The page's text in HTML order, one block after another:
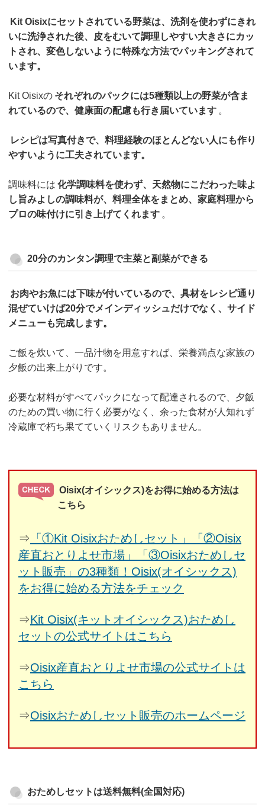
Kit Oisixにセットされている野菜は、洗剤を使わずにきれ
いに洗浄された後、皮をむいて調理しやすい大きさにカッ
トされ、変色しないように特殊な方法でパッキングされて
います。
Kit Oisixの それぞれのパックには5種類以上の野菜が含ま
れているので、健康面の配慮も行き届いています 。
レシピは写真付きで、料理経験のほとんどない人にも作り
やすいように工夫されています。
調味料には 化学調味料を使わず、天然物にこだわった味よ
し旨みよしの調味料が、料理全体をまとめ、家庭料理から
プロの味付けに引き上げてくれます 。
20分のカンタン調理で主菜と副菜ができる
お肉やお魚には下味が付いているので、具材をレシピ通り
混ぜていけば20分でメインディッシュだけでなく、サイド
メニューも完成します。
ご飯を炊いて、一品汁物を用意すれば、栄養満点な家族の
夕飯の出来上がりです。
必要な材料がすべてパックになって配達されるので、夕飯
のための買い物に行く必要がなく、余った食材が人知れず
冷蔵庫で朽ち果てていくリスクもありません。
Oisix(オイシックス)をお得に始める方法は
こちら
⇒ 「①Kit Oisixおためしセット」「②Oisix
産直おとりよせ市場」「③Oisixおためしセ
ット販売」の3種類！Oisix(オイシックス)
をお得に始める方法をチェック
⇒Kit Oisix(キットオイシックス)おためし
セットの公式サイトはこちら
⇒Oisix産直おとりよせ市場の公式サイトは
こちら
⇒Oisixおためしセット販売のホームページ
おためしセットは送料無料(全国対応)